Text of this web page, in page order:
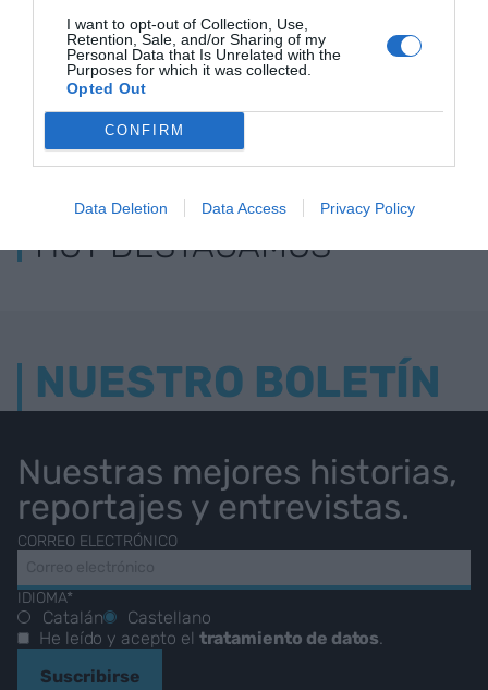
I want to opt-out of Collection, Use,
Retention, Sale, and/or Sharing of my
Personal Data that Is Unrelated with the
Purposes for which it was collected.
Opted Out
CONFIRM
Data Deletion Data Access Privacy Policy
LOS MÁS LEÍDOS
HOY DESTACAMOS
NUESTRO BOLETÍN
Nuestras mejores historias,
reportajes y entrevistas.
CORREO ELECTRÓNICO
IDIOMA*
Catalán
Castellano
He leído y acepto el tratamiento de datos
Suscribirse